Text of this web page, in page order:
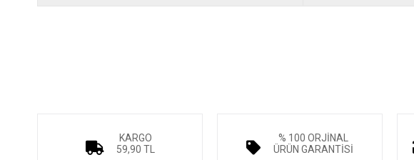
KARGO
59,90 TL
% 100 ORJİNAL
ÜRÜN GARANTİSİ